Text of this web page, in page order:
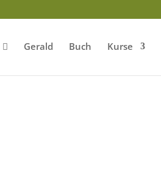
Gerald Buch Kurse